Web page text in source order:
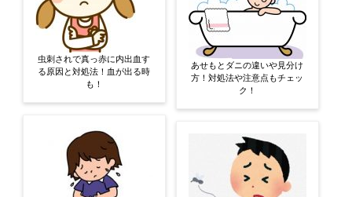
虫刺されで真っ赤に内出血す
る原因と対処法！血が出る時
も！
あせもとダニの違いや見分け
方！対処法や注意点もチェッ
ク！